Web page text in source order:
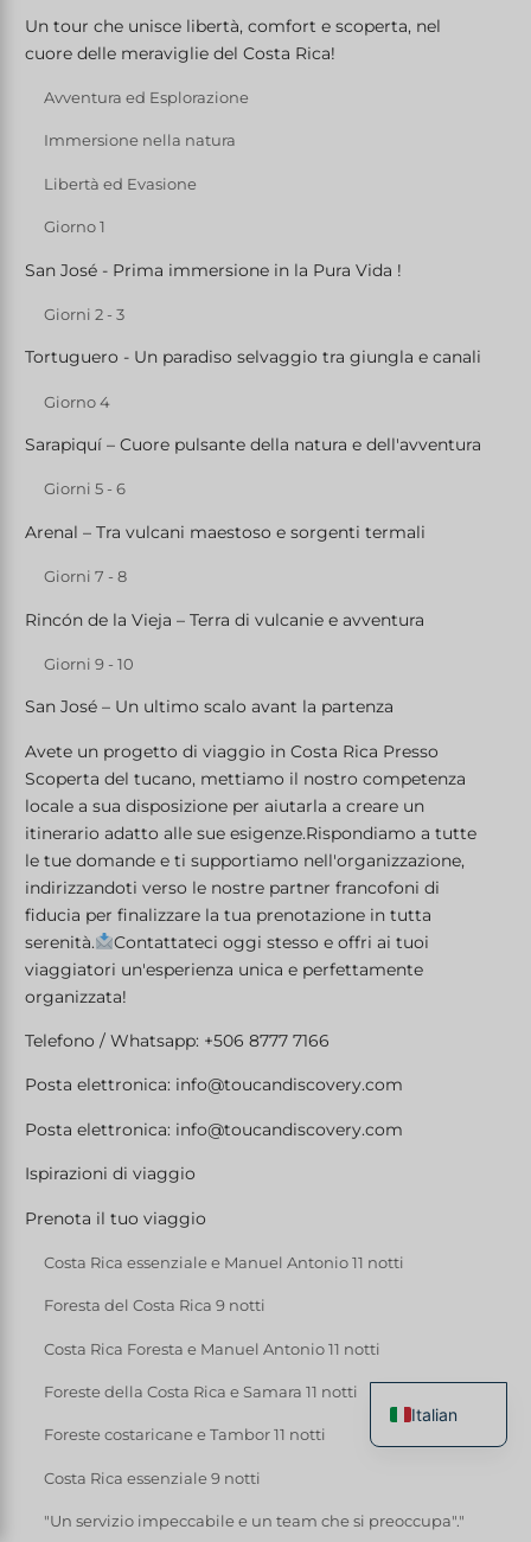
Un tour che unisce libertà, comfort e scoperta, nel
cuore delle meraviglie del Costa Rica!
Avventura ed Esplorazione
Immersione nella natura
Libertà ed Evasione
Giorno 1
San José - Prima immersione in la Pura Vida !
Giorni 2 - 3
Tortuguero - Un paradiso selvaggio tra giungla e canali
Giorno 4
Sarapiquí – Cuore pulsante della natura e dell'avventura
Giorni 5 - 6
Arenal – Tra vulcani maestoso e sorgenti termali
Giorni 7 - 8
Rincón de la Vieja – Terra di vulcanie e avventura
Giorni 9 - 10
San José – Un ultimo scalo avant la partenza
Avete un progetto di viaggio in Costa Rica Presso
Scoperta del tucano, mettiamo il nostro competenza
locale a sua disposizione per aiutarla a creare un
itinerario adatto alle sue esigenze.Rispondiamo a tutte
le tue domande e ti supportiamo nell'organizzazione,
indirizzandoti verso le nostre partner francofoni di
fiducia per finalizzare la tua prenotazione in tutta
serenità.
Contattateci oggi stesso e offri ai tuoi
viaggiatori un'esperienza unica e perfettamente
organizzata!
Telefono / Whatsapp: +506 8777 7166
Posta elettronica: info@toucandiscovery.com
Posta elettronica: info@toucandiscovery.com
Ispirazioni di viaggio
Prenota il tuo viaggio
Costa Rica essenziale e Manuel Antonio 11 notti
Foresta del Costa Rica 9 notti
Costa Rica Foresta e Manuel Antonio 11 notti
Foreste della Costa Rica e Samara 11 notti
Foreste costaricane e Tambor 11 notti
Costa Rica essenziale 9 notti
"Un servizio impeccabile e un team che si preoccupa"."
Italian
French
Spanish